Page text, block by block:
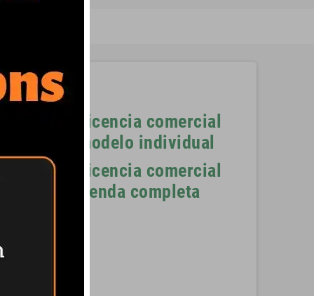
Licencia comercial
modelo individual
Licencia comercial
tienda completa